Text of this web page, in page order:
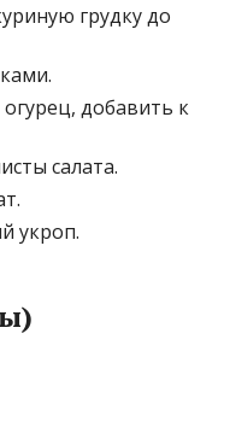
грудку до
добавить к
салата.
укроп.